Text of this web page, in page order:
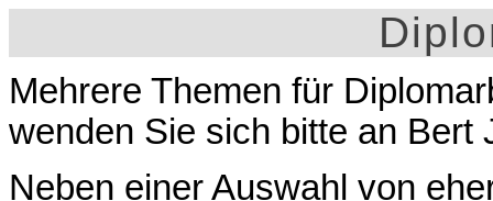
Mehrere Themen für
wenden Sie sich bitte an Bert
Neben einer Auswahl von